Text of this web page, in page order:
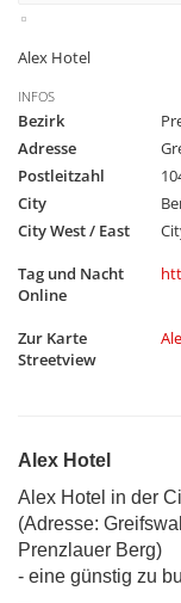
Alex Hotel
INFOS
Bezirk
Adresse
Postleitzahl
City
City West / East
Tag und Nacht
Online
Zur Karte
Streetview
Alex Hotel
Alex Hotel in der
(Adresse:
Prenzlauer Berg)
- eine günstig zu